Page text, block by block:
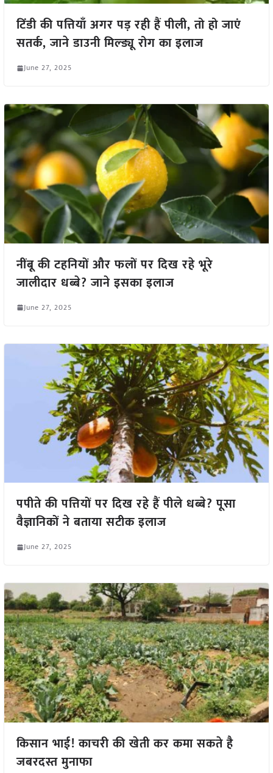
टिंडी की पत्तियाँ अगर पड़ रही हैं पीली, तो हो जाएं
सतर्क, जाने डाउनी मिल्ड्यू रोग का इलाज
June 27, 2025
नींबू की टहनियों और फलों पर दिख रहे भूरे
जालीदार धब्बे? जाने इसका इलाज
June 27, 2025
पपीते की पत्तियों पर दिख रहे हैं पीले धब्बे? पूसा
वैज्ञानिकों ने बताया सटीक इलाज
June 27, 2025
किसान भाई! काचरी की खेती कर कमा सकते है
जबरदस्त मुनाफा